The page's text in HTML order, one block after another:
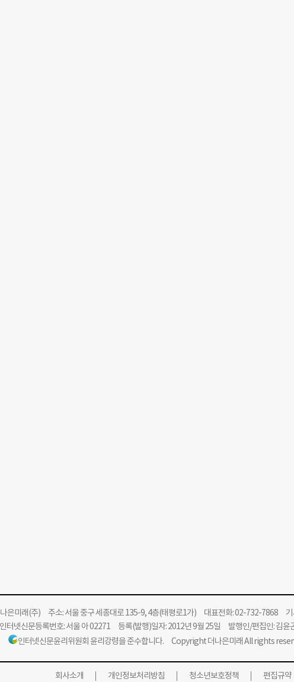
은미래(주)주소: 서울 중구 세종대로 135-9, 4층(태평로1가) 대표전화: 02-732-7868 기
인터넷신문등록번호: 서울 아 02271 등록(발행)일자: 2012년 9월 25일 발행인/편집인: 김
인터넷신문윤리위원회 윤리강령을 준수합니다. Copyright 더나은미래 All rights
회사소개 개인정보처리방침 청소년보호정책 편집규약